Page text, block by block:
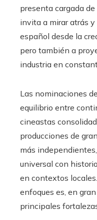
presenta cargada
invita a mirar atrás
español desde la
pero también a
industria en
Las nominaciones
equilibrio entre
cineastas
producciones de
más
universal con
en contextos
enfoques es, en
principales